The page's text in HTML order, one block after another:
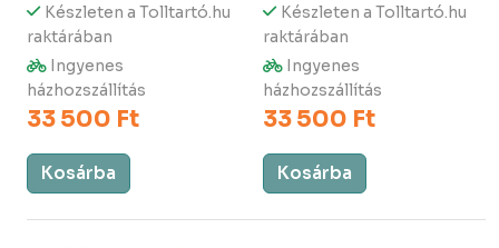
Készleten a Tolltartó.hu
raktárában
Ingyenes
házhozszállítás
33 500 Ft
Kosárba
Készleten a Tolltartó.hu
raktárában
Ingyenes
házhozszállítás
33 500 Ft
Kosárba